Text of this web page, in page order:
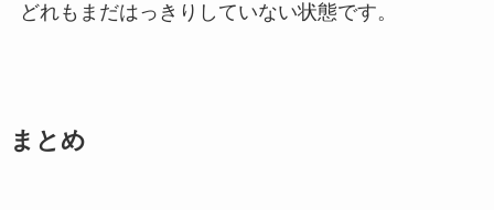
どれもまだはっきりしていない状態です。
まとめ